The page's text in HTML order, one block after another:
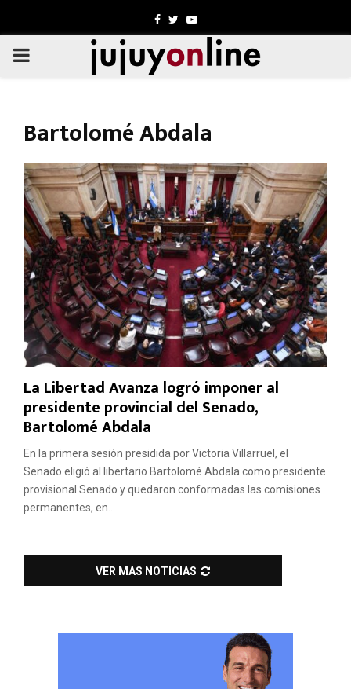
Facebook
TwitterYoutube
PRIMARY
Bartolomé Abdala
La Libertad Avanza logró imponer al
presidente provincial del Senado,
Bartolomé Abdala
En la primera sesión presidida por Victoria Villarruel, el
Senado eligió al libertario Bartolomé Abdala como presidente
provisional Senado y quedaron conformadas las comisiones
permanentes, en...
VER MAS NOTICIAS